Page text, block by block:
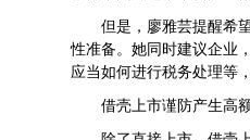
但是，廖雅芸提醒希望
性准备。她同时建议企业
应当如何进行税务处理等
借壳上市谨防产生高额